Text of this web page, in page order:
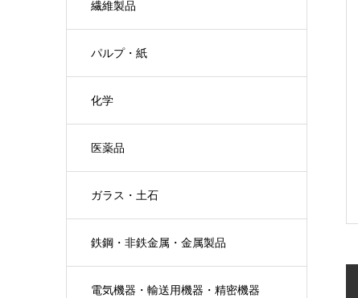
繊維製品
パルプ・紙
化学
医薬品
ガラス・土石
鉄鋼・非鉄金属・金属製品
電気機器・輸送用機器・精密機器